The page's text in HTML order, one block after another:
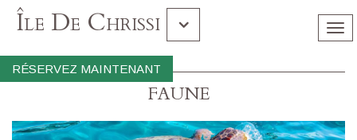
RÉSERVEZ MAINTENANT
Île De Chrissi
Gramvousa Balos
FAUNE